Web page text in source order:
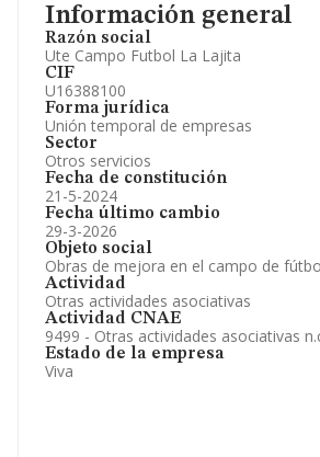
Información general
Razón social
Ute Campo Futbol La Lajita
CIF
U16388100
Forma jurídica
Unión temporal de empresas
Sector
Otros servicios
Fecha de constitución
21-5-2024
Fecha último cambio
29-3-2026
Objeto social
Obras de mejora en el campo de
Actividad
Otras actividades asociativas
Actividad CNAE
9499 - Otras actividades asociativas
Estado de la empresa
Viva
Información oficial y registral